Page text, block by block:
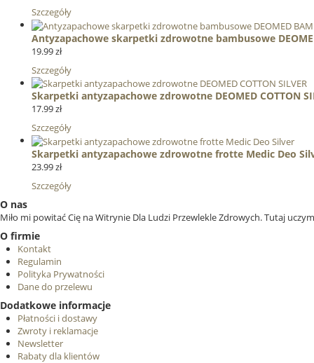
Szczegóły
Antyzapachowe skarpetki zdrowotne bambusowe
19.99 zł
Szczegóły
Skarpetki antyzapachowe zdrowotne DEOMED COTTON
17.99 zł
Szczegóły
Skarpetki antyzapachowe zdrowotne frotte Medic Deo
23.99 zł
Szczegóły
O nas
Miło mi powitać Cię na Witrynie Dla Ludzi Przewlekle Zdrowych. Tutaj
O firmie
Kontakt
Regulamin
Polityka Prywatności
Dane do przelewu
Dodatkowe informacje
Płatności i dostawy
Zwroty i reklamacje
Newsletter
Rabaty dla klientów